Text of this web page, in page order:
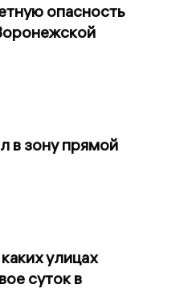
опасность
в зону прямой
улицах
суток в